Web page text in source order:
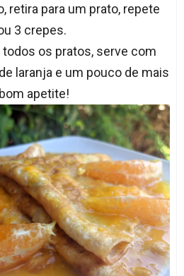
retira para um prato, repete
3 crepes.
os pratos, serve com
laranja e um pouco de mais
apetite!